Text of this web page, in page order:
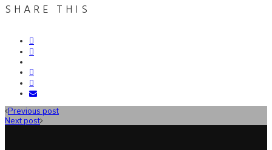
SHARE THIS
Previous post
Next post